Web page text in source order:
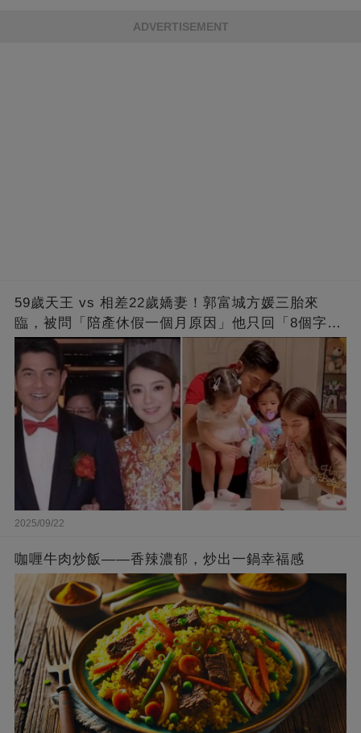
ADVERTISEMENT
59歲天王 vs 相差22歲嬌妻！郭富城方媛三胎來
臨，被問「陪產休假一個月原因」他只回「8個字」
被贊爆
2025/09/22
咖喱牛肉炒飯——香辣濃郁，炒出一鍋幸福感